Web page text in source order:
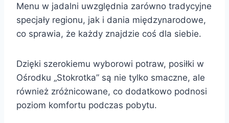
Menu w jadalni uwzględnia zarówno tradycyjne
specjały regionu, jak i dania międzynarodowe,
co sprawia, że każdy znajdzie coś dla siebie.
Dzięki szerokiemu wyborowi potraw, posiłki w
Ośrodku „Stokrotka” są nie tylko smaczne, ale
również zróżnicowane, co dodatkowo podnosi
poziom komfortu podczas pobytu.